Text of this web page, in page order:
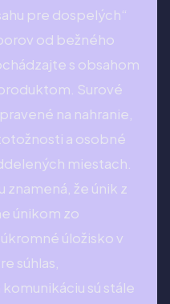
pre dospelých“
od bežného
s obsahom
Surové
na nahranie,
a osobné
miestach.
že únik z
únikom zo
úložisko v
súhlas,
sú stále